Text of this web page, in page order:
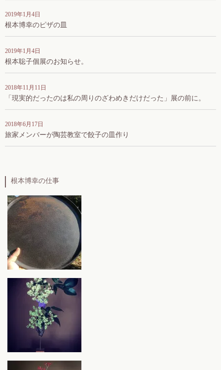
2019年1月4日
根本博幸のピザの皿
2019年1月4日
根本聡子個展のお知らせ。
2018年11月11日
「現実的だったのは私の周りのざわめきだけだった」展の前に。
2018年6月17日
旅家メンバーが陶芸教室で餃子の皿作り
根本博幸の仕事